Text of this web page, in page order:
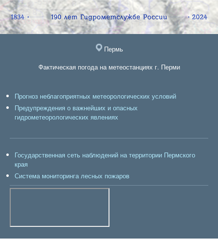
Пермь
Фактическая погода на метеостанциях г. Перми
Прогноз неблагоприятных метеорологических условий
Предупреждения о важнейших и опасных
гидрометеорологических явлениях
Государственная сеть наблюдений на территории Пермского
края
Система мониторинга лесных пожаров